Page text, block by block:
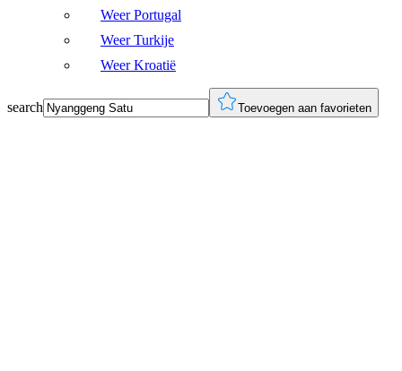
Weer Portugal
Weer Turkije
Weer Kroatië
search Toevoegen aan favorieten